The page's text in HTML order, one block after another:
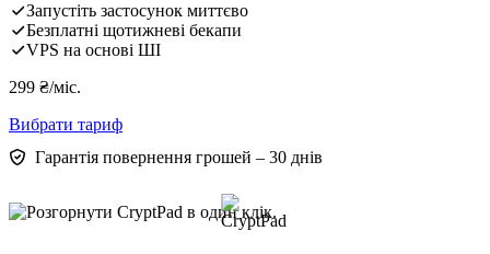
Запустіть застосунок миттєво
Безплатні щотижневі бекапи
VPS на основі ШІ
299 ₴/міс.
Вибрати тариф
Гарантія повернення грошей – 30 днів